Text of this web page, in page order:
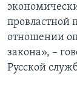
провластной
отношении
закона», –
Русской